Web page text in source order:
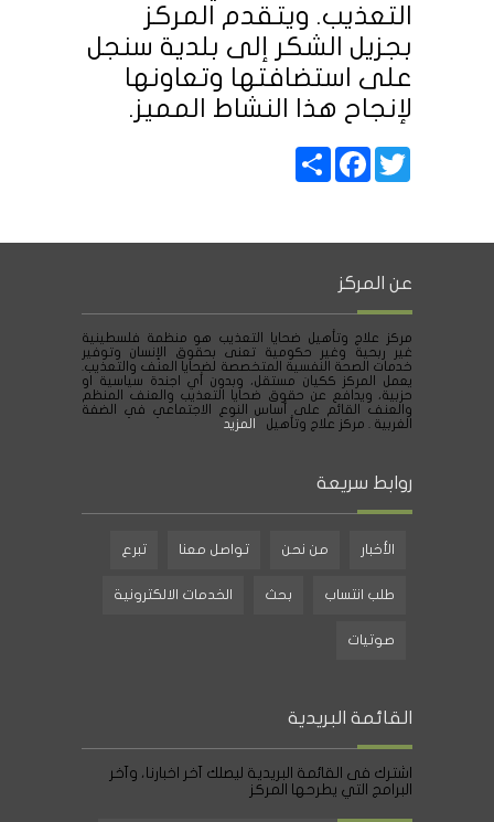
التعذيب. ويتقدم المركز
بجزيل الشكر إلى بلدية سنجل
على استضافتها وتعاونها
لإنجاح هذا النشاط المميز.
Share
FacebookTwitter
عن المركز
مركز علاج وتأهيل ضحايا التعذيب هو منظمة فلسطينية
غير ربحية وغير حكومية تعنى بحقوق الإنسان وتوفير
خدمات الصحة النفسية المتخصصة لضحايا العنف والتعذيب.
يعمل المركز ككيان مستقل، وبدون أي اجندة سياسية او
حزبية، ويدافع عن حقوق ضحايا التعذيب والعنف المنظم
والعنف القائم على أساس النوع الاجتماعي في الضفة
الغربية . مركز علاج وتأهيل
المزيد
روابط سريعة
الأخبار من نحن تواصل معنا تبرع
طلب انتساب بحث الخدمات الالكترونية
صوتيات
القائمة البريدية
اشترك فى القائمة البريدية ليصلك آخر اخبارنا، وآخر
البرامج التي يطرحها المركز